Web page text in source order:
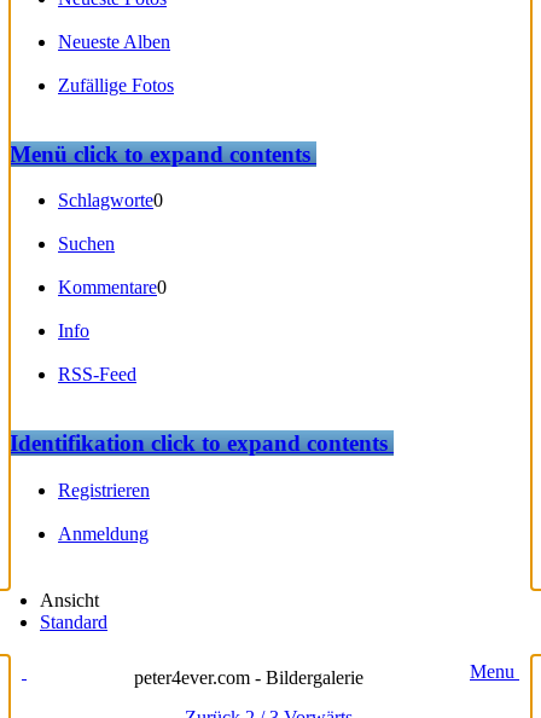
Neueste Alben
Zufällige Fotos
Menüclick to expand contents
Schlagworte0
Suchen
Kommentare0
Info
RSS-Feed
Identifikationclick to expand contents
Registrieren
Anmeldung
Ansicht
Standard
peter4ever.com - Bildergalerie Menu